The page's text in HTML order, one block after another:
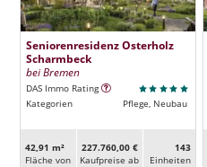
Seniorenresidenz Osterholz
Scharmbeck
bei Bremen
DAS Immo Rating
Kategorien
Pflege, Neubau
42,91 m²
Fläche von
227.760,00 €
Kaufpreise ab
143
Ein­heiten